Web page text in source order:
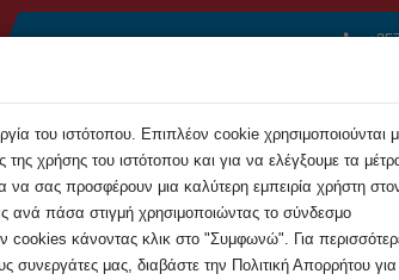
Ανακοινώσεις Διάρθρωση
του ιστότοπου. Επιπλέον cookie χρησιμοποιούνται
χρήσης του ιστότοπου και για να ελέγξουμε τα
να σας προσφέρουν μια καλύτερη εμπειρία χρήστη
ανά πάσα στιγμή χρησιμοποιώντας το σύνδεσμο
cookies κάνοντας κλικ στο "Συμφωνώ". Για
συνεργάτες μας, διαβάστε την Πολιτική Απορρήτου για